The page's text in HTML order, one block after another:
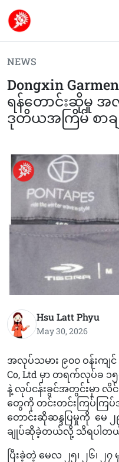
NEWS
Dongxin
ရန်တောင်းဆိုမှု
ဒုတိယအကြိမ် စာ
Hsu Latt Phyu
May 30, 2026
အလုပ်သမား ၉၀၀ ဝန်းကျ
Co, Ltd မှာ တရက်လုပ်ခ ၁၅
နဲ့ လုပ်ငန်းခွင်အတွင်းမှာ လိင်
တွေကို တင်းတင်းကြပ်ကြ
တောင်းဆိုဆန္ဒပြမှုကို မေ
ချုပ်ဆိုခဲ့တယ်လို့ သိရပါတ
ပြီးခဲ့တဲ့ မေလ ၂၅၊ ၂၆၊